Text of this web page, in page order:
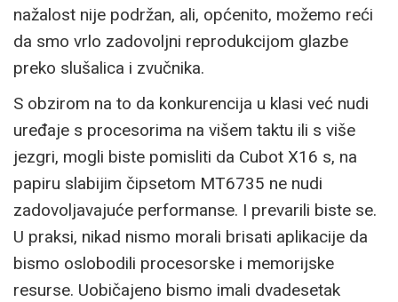
nažalost nije podržan, ali, općenito, možemo reći
da smo vrlo zadovoljni reprodukcijom glazbe
preko slušalica i zvučnika.
S obzirom na to da konkurencija u klasi već nudi
uređaje s procesorima na višem taktu ili s više
jezgri, mogli biste pomisliti da Cubot X16 s, na
papiru slabijim čipsetom MT6735 ne nudi
zadovoljavajuće performanse. I prevarili biste se.
U praksi, nikad nismo morali brisati aplikacije da
bismo oslobodili procesorske i memorijske
resurse. Uobičajeno bismo imali dvadesetak